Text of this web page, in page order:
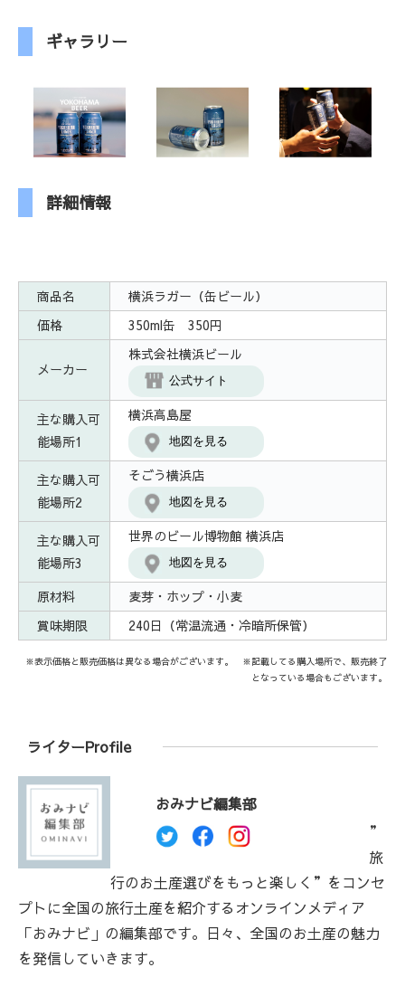
ギャラリー
詳細情報
商品名
横浜ラガー（缶ビール）
価格
350ml缶 350円
メーカー
株式会社横浜ビール
公式サイト
主な購入可
能場所1
横浜高島屋
地図を見る
主な購入可
能場所2
そごう横浜店
地図を見る
主な購入可
能場所3
世界のビール博物館 横浜店
地図を見る
原材料
麦芽・ホップ・小麦
賞味期限
240日（常温流通・冷暗所保管）
※表示価格と販売価格は異なる場合がございます。 ※記載してる購入場所で、販売終了
となっている場合もございます。
ライターProfile
おみナビ編集部
”
旅
行のお土産選びをもっと楽しく”をコンセ
プトに全国の旅行土産を紹介するオンラインメディア
「おみナビ」の編集部です。日々、全国のお土産の魅力
を発信していきます。